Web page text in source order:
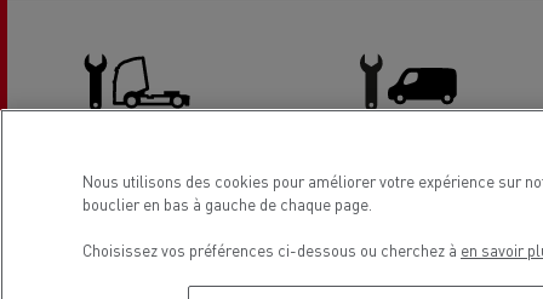
Camion - entretien et
réparation
Entretien et Réparation VU
Nous utilisons des cookies pour améliorer votre expérience sur
bouclier en bas à gauche de chaque page.
Choisissez vos préférences ci-dessous ou cherchez à en savoir